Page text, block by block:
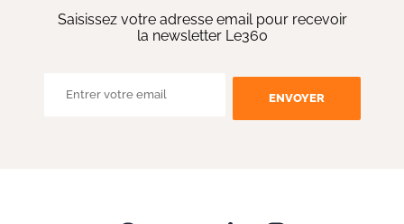
Saisissez votre adresse email pour recevoir
la newsletter Le360
ENVOYER